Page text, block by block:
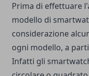
Prima di effettuare
modello di
considerazione
ogni modello, a
Infatti gli